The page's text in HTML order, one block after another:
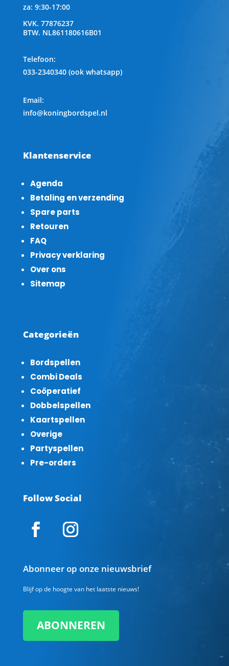
za: 9:30-17:00
KVK. 77876237
BTW. NL861180616B01
Telefoon:
033-2340340 (ook whatsapp)
Email:
info@koningbordspel.nl
Klantenservice
Agenda
Betaling en verzending
Spare parts
Retouren
FAQ
Privacy verklaring
Over ons
Sitemap
Categorieën
Bordspellen
Combi Deals
Coöperatief
Dobbelspellen
Kaartspellen
Overige
Partyspellen
Pre-orders
Follow Social
Abonneer op onze nieuwsbrief
Blijf op de hoogte van het laatste nieuws!
ABONNEREN